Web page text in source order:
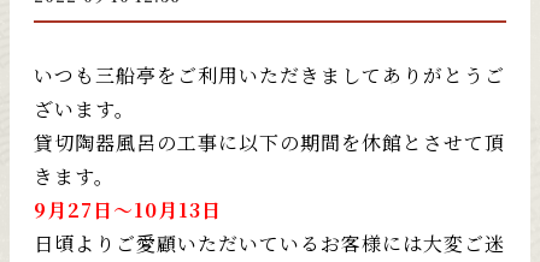
いつも三船亭をご利用いただきましてありがとうご
ざいます。
貸切陶器風呂の工事に以下の期間を休館とさせて頂
きます。
9月27日～10月13日
日頃よりご愛顧いただいているお客様には大変ご迷